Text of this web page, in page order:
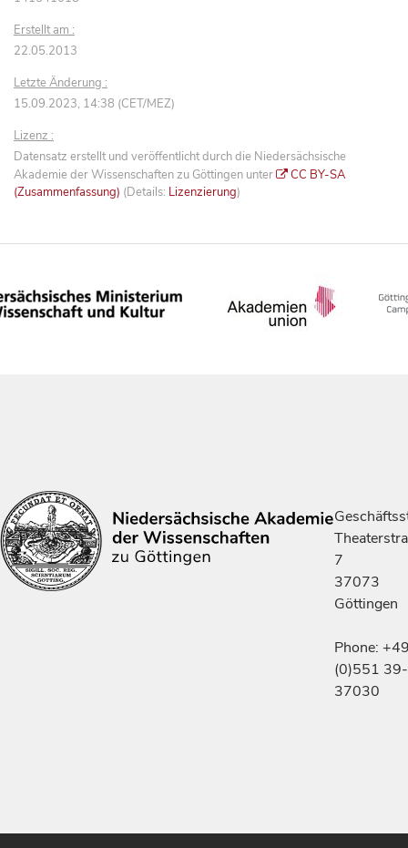
Erstellt am :
22.05.2013
Letzte Änderung :
15.09.2023, 14:38 (CET/MEZ)
Lizenz :
Datensatz erstellt und veröffentlicht durch die Niedersächsische
Akademie der Wissenschaften zu Göttingen unter
CC BY-SA
(Zusammenfassung) (Details: Lizenzierung)
7
37073
Göttingen
Phone:
(0)551 39-
37030